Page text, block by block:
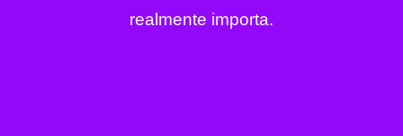
realmente importa.